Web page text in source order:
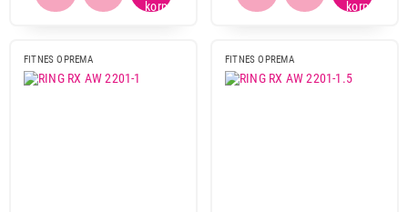
FITNES OPREMA FITNES OPREMA
34.999,00